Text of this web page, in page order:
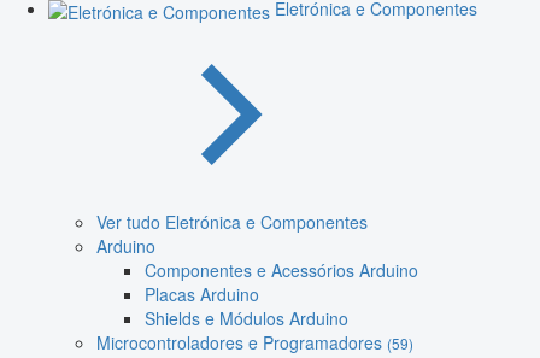
Eletrónica e Componentes
Ver tudo Eletrónica e Componentes
Arduino
Componentes e Acessórios Arduino
Placas Arduino
Shields e Módulos Arduino
Microcontroladores e Programadores (59)